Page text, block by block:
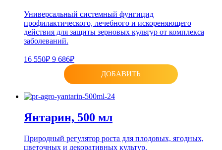
Универсальный системный фунгицид
профилактического, лечебного и искореняющего
действия для защиты зерновых культур от комплекса
заболеваний.
16 550₽ 9 686₽
ДОБАВИТЬ
Янтарин, 500 мл
Природный регулятор роста для плодовых, ягодных,
цветочных и декоративных культур.